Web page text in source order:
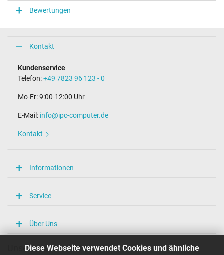
Diese Webseite verwendet Cookies und ähnliche
rund / 90° abgewinkelt
Steckerlänge (mm)
11,0 mm
5,5 mm / 1,7 mm
Länge Anschlusskabel (m) (ca.)
1.75 m
Maße
Länge / Breite / Höhe
Überlast-, kurzschluss- und überhitzungsgeschützt
CCC
NOM NYCE
Singapore Safety Mark
Bewertungen
Kontakt
Kundenservice
Telefon:+49 7823 96 123 - 0
Mo-Fr: 9:00-12:00 Uhr
E-Mail: info@ipc-computer.de
Kontakt
Informationen
Service
Über Uns
Unsere Versandarten